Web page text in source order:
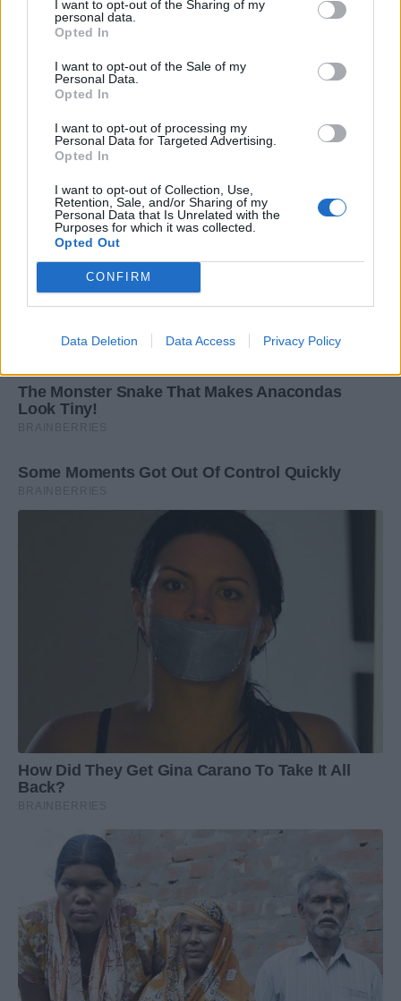
I want to opt-out of the Sharing of my
personal data.
Opted In
I want to opt-out of the Sale of my
Personal Data.
Opted In
I want to opt-out of processing my
Personal Data for Targeted Advertising.
Opted In
I want to opt-out of Collection, Use,
Retention, Sale, and/or Sharing of my
Personal Data that Is Unrelated with the
Purposes for which it was collected.
Opted Out
CONFIRM
Data Deletion Data Access Privacy Policy